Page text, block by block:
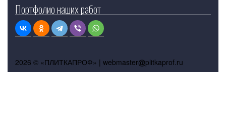
Портфолио наших работ
2026 © «ПЛИТКАПРОФ» | webmaster plitkaprof.ru